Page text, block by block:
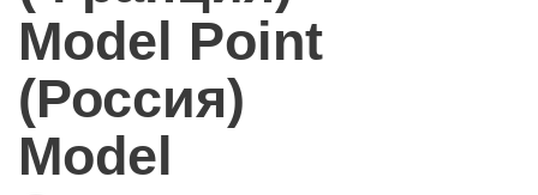
Model Point
(Россия)
Model